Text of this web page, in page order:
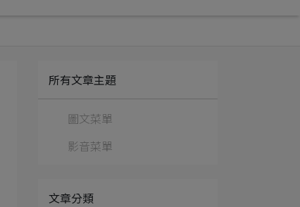
所有文章主題
圖文菜單
影音菜單
文章分類